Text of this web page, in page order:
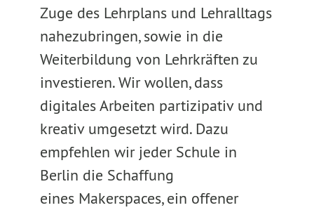
Zuge des Lehrplans und Lehralltags
nahezubringen, sowie in die
Weiterbildung von Lehrkräften zu
investieren. Wir wollen, dass
digitales Arbeiten partizipativ und
kreativ umgesetzt wird. Dazu
empfehlen wir jeder Schule in
Berlin die Schaffung
eines Makerspaces, ein offener